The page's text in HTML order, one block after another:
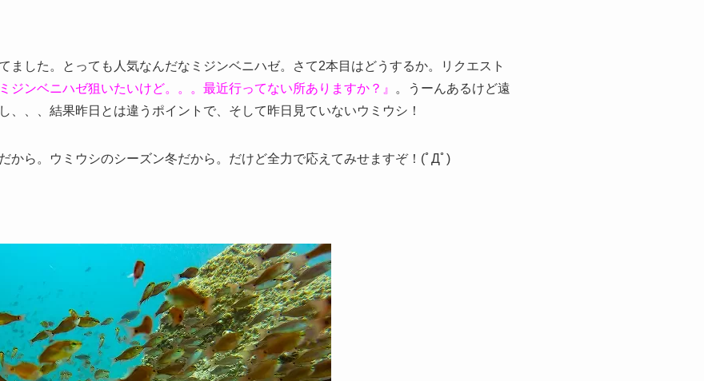
ました。とっても人気なんだなミジンベニハゼ。さて2本目はどうするか。リクエスト
ジンベニハゼ狙いたいけど。。。最近行ってない所ありますか？』
。うーんあるけど遠
、、、結果昨日とは違うポイントで、そして昨日見ていないウミウシ！
から。ウミウシのシーズン冬だから。だけど全力で応えてみせますぞ！(ﾟДﾟ)